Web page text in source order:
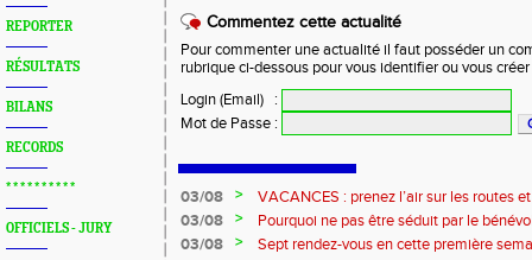
REPORTER
RÉSULTATS
BILANS
RECORDS
* * * * * * * * * *
OFFICIELS - JURY
Commentez cette actualité
Pour commenter une actualité il faut posséder un
rubrique ci-dessous pour vous identifier ou vous
Login (Email)
:
Mot de Passe :
03/08 >
VACANCES : prenez l’air sur les routes
03/08
>
Pourquoi ne pas être séduit par le
?...
03/08 >
Sept rendez-vous en cette première